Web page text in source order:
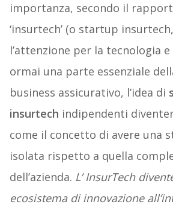
importanza, secondo il
‘insurtech’ (o startup
l’attenzione per la tecnologia e
ormai una parte essenziale
business assicurativo, l’idea di
insurtech indipendenti
come il concetto di avere una
isolata rispetto a quella
dell’azienda. L’ InsurTech
ecosistema di innovazione